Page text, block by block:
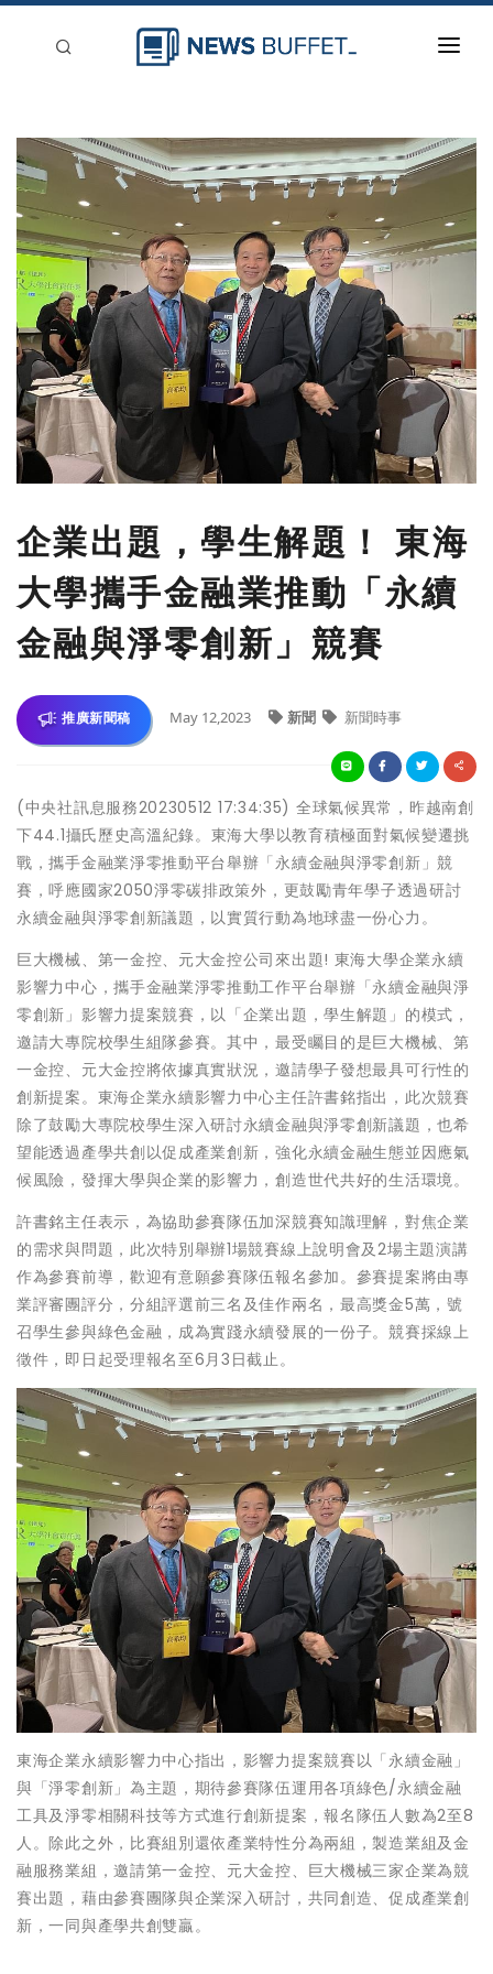
新聞稿分類
刊登
企業出題，學生解題！ 東海
大學攜手金融業推動「永續
金融與淨零創新」競賽
推廣新聞稿 May 12,2023 新聞 新聞時事
(中央社訊息服務20230512 17:34:35) 全球氣候異常，昨越南創
下44.1攝氏歷史高溫紀錄。東海大學以教育積極面對氣候變遷挑
戰，攜手金融業淨零推動平台舉辦「永續金融與淨零創新」競
賽，呼應國家2050淨零碳排政策外，更鼓勵青年學子透過研討
永續金融與淨零創新議題，以實質行動為地球盡一份心力。
巨大機械、第一金控、元大金控公司來出題! 東海大學企業永續
影響力中心，攜手金融業淨零推動工作平台舉辦「永續金融與淨
零創新」影響力提案競賽，以「企業出題，學生解題」的模式，
邀請大專院校學生組隊參賽。其中，最受矚目的是巨大機械、第
一金控、元大金控將依據真實狀況，邀請學子發想最具可行性的
創新提案。東海企業永續影響力中心主任許書銘指出，此次競賽
除了鼓勵大專院校學生深入研討永續金融與淨零創新議題，也希
望能透過產學共創以促成產業創新，強化永續金融生態並因應氣
候風險，發揮大學與企業的影響力，創造世代共好的生活環境。
許書銘主任表示，為協助參賽隊伍加深競賽知識理解，對焦企業
的需求與問題，此次特別舉辦1場競賽線上說明會及2場主題演講
作為參賽前導，歡迎有意願參賽隊伍報名參加。參賽提案將由專
業評審團評分，分組評選前三名及佳作兩名，最高獎金5萬，號
召學生參與綠色金融，成為實踐永續發展的一份子。競賽採線上
徵件，即日起受理報名至6月3日截止。
東海企業永續影響力中心指出，影響力提案競賽以「永續金融」
與「淨零創新」為主題，期待參賽隊伍運用各項綠色/永續金融
工具及淨零相關科技等方式進行創新提案，報名隊伍人數為2至8
人。除此之外，比賽組別還依產業特性分為兩組，製造業組及金
融服務業組，邀請第一金控、元大金控、巨大機械三家企業為競
賽出題，藉由參賽團隊與企業深入研討，共同創造、促成產業創
新，一同與產學共創雙贏。